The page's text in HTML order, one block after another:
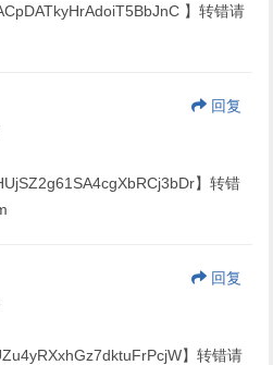
】转错请
回复
】转错
回复
】转错请